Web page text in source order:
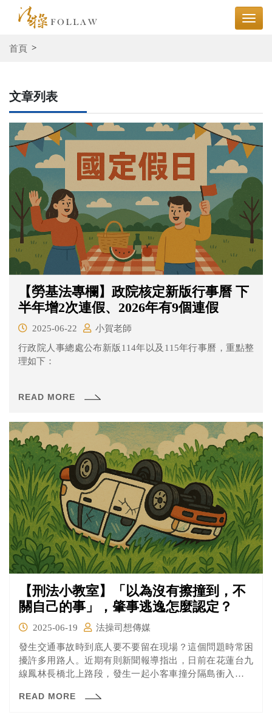
首頁
文章列表
【勞基法專欄】政院核定新版行事曆 下
半年增2次連假、2026年有9個連假
2025-06-22
小賀老師
行政院人事總處公布新版114年以及115年行事曆，重點整
理如下：
READ MORE
【刑法小教室】「以為沒有擦撞到，不
關自己的事」，肇事逃逸怎麼認定？
2025-06-19
法操司想傳媒
發生交通事故時到底人要不要留在現場？這個問題時常困
擾許多用路人。近期有則新聞報導指出，日前在花蓮台九
線鳳林長橋北上路段，發生一起小客車撞分隔島衝入田地
違規左轉，導致汽車駕駛突然閃避撞上分隔島才釀成事
READ MORE